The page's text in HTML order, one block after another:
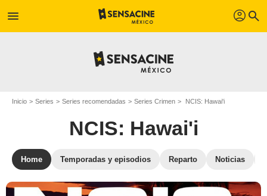
menu profil search
Inicio Series Series recomendadas Series Crimen NCIS: Hawai'i
NCIS: Hawai'i
Home Temporadas y episodios Reparto Noticias